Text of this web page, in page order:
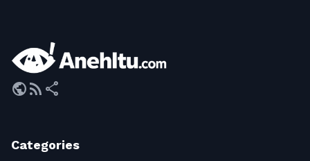
publicrss_feed share
Categories